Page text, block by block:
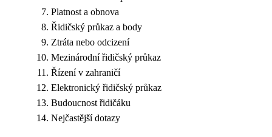
Platnost a obnova
Řidičský průkaz a body
Ztráta nebo odcizení
Mezinárodní řidičský průkaz
Řízení v zahraničí
Elektronický řidičský průkaz
Budoucnost řidičáku
Nejčastější dotazy